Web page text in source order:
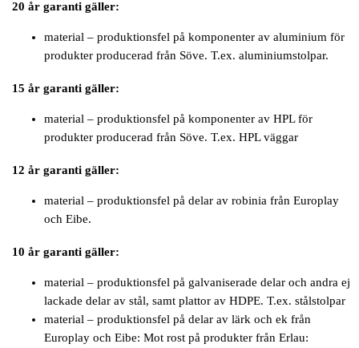
20 år garanti gäller:
material – produktionsfel på komponenter av aluminium för
produkter producerad från Söve. T.ex. aluminiumstolpar.
15 år garanti gäller:
material – produktionsfel på komponenter av HPL för
produkter producerad från Söve. T.ex. HPL väggar
12 år garanti gäller:
material – produktionsfel på delar av robinia från Europlay
och Eibe.
10 år garanti gäller:
material – produktionsfel på galvaniserade delar och andra ej
lackade delar av stål, samt plattor av HDPE. T.ex. stålstolpar
material – produktionsfel på delar av lärk och ek från
Europlay och Eibe: Mot rost på produkter från Erlau: